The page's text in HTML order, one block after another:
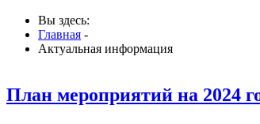
Вы здесь:
Главная -
Актуальная информация
План мероприятий на 2024